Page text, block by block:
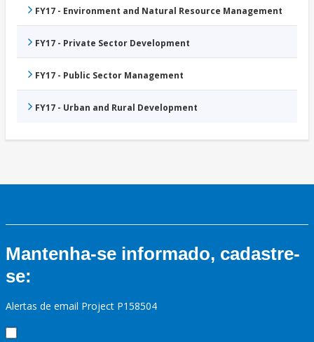
FY17 - Environment and Natural Resource Management
FY17 - Private Sector Development
FY17 - Public Sector Management
FY17 - Urban and Rural Development
Mantenha-se informado, cadastre-
se:
Alertas de email Project P158504